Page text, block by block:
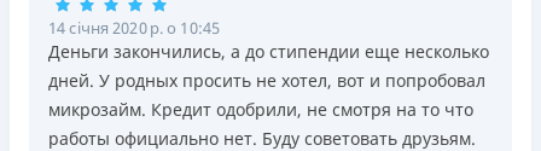
14 січня 2020 р. о 10:45
Деньги закончились, а до стипендии еще несколько
дней. У родных просить не хотел, вот и попробовал
микрозайм. Кредит одобрили, не смотря на то что
работы официально нет. Буду советовать друзьям.